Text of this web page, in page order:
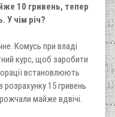
10 гривень, тепер
У чім річ?
Комусь при владі
курс, щоб заробити
встановлюють
15 гривень
майже вдвічі.